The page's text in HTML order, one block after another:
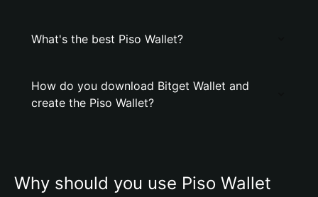
What's the best Piso Wallet?
How do you download Bitget Wallet and
create the Piso Wallet?
Why should you use Piso Wallet